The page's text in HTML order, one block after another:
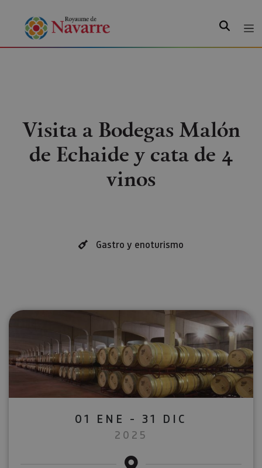
Visita a Bodegas Malón
de Echaide y cata de 4
vinos
Gastro y enoturismo
01 ENE - 31 DIC
2025